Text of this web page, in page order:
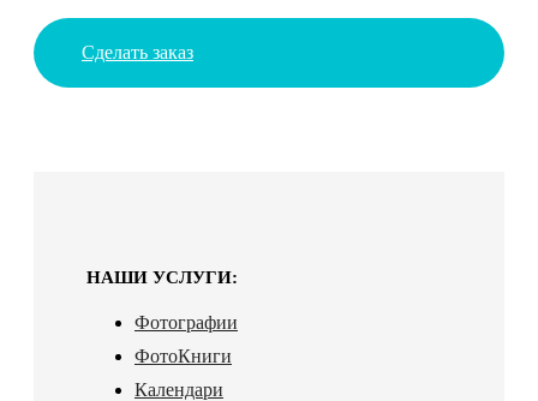
Сделать заказ
НАШИ УСЛУГИ:
Фотографии
ФотоКниги
Календари